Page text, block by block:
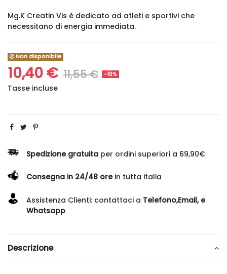
Mg.K Creatin Vis è dedicato ad atleti e sportivi che
necessitano di energia immediata.
Non disponibile
10,40 €
Spedizione gratuita per ordini superiori a 69,90€
Consegna in 24/48 ore in tutta italia
Assistenza Clienti: contattaci a
Descrizione